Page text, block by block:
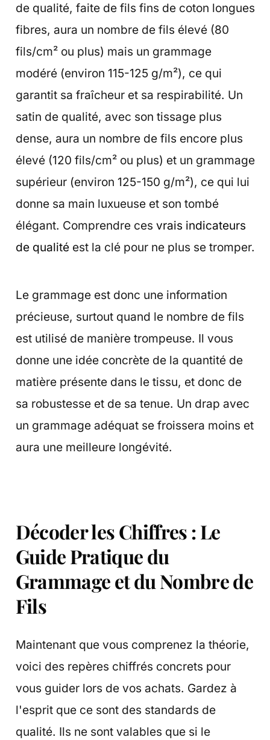
de qualité, faite de fils fins de coton longues
fibres, aura un nombre de fils élevé (80
fils/cm² ou plus) mais un grammage
modéré (environ 115-125 g/m²), ce qui
garantit sa fraîcheur et sa respirabilité. Un
satin de qualité, avec son tissage plus
dense, aura un nombre de fils encore plus
élevé (120 fils/cm² ou plus) et un grammage
supérieur (environ 125-150 g/m²), ce qui lui
donne sa main luxueuse et son tombé
élégant. Comprendre ces vrais indicateurs
de qualitéest la clé pour ne plus se tromper.
Le grammage est donc une information
précieuse, surtout quand le nombre de fils
est utilisé de manière trompeuse. Il vous
donne une idée concrète de la quantité de
matière présente dans le tissu, et donc de
sa robustesse et de sa tenue. Un drap avec
un grammage adéquat se froissera moins et
aura une meilleure longévité.
Décoder les Chiffres : Le
Guide Pratique du
Grammage et du Nombre de
Fils
Maintenant que vous comprenez la théorie,
voici des repères chiffrés concrets pour
vous guider lors de vos achats. Gardez à
l'esprit que ce sont des standards de
qualité. Ils ne sont valables que si le